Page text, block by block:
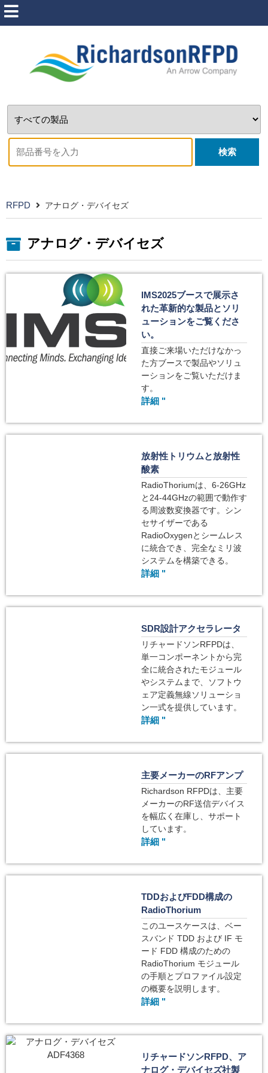
検索
RFPD アナログ・デバイセズ
アナログ・デバイセズ
IMS2025ブースで展示さ
れた革新的な製品とソリ
ューションをご覧くださ
い。
直接ご来場いただけなかっ
た方ブースで製品やソリュ
ーションをご覧いただけま
す。
詳細 "
放射性トリウムと放射性
酸素
RadioThoriumは、6-26GHz
と24-44GHzの範囲で動作す
る周波数変換器です。シン
セサイザーである
RadioOxygenとシームレス
に統合でき、完全なミリ波
システムを構築できる。
詳細 "
SDR設計アクセラレータ
リチャードソンRFPDは、
単一コンポーネントから完
全に統合されたモジュール
やシステムまで、ソフトウ
ェア定義無線ソリューショ
ン一式を提供しています。
詳細 "
主要メーカーのRFアンプ
Richardson RFPDは、主要
メーカーのRF送信デバイス
を幅広く在庫し、サポート
しています。
詳細 "
TDDおよびFDD構成の
RadioThorium
このユースケースは、ベー
スバンド TDD および IF モ
ード FDD 構成のための
RadioThorium モジュール
の手順とプロファイル設定
の概要を説明します。
詳細 "
リチャードソンRFPD、ア
ナログ・デバイセズ社製